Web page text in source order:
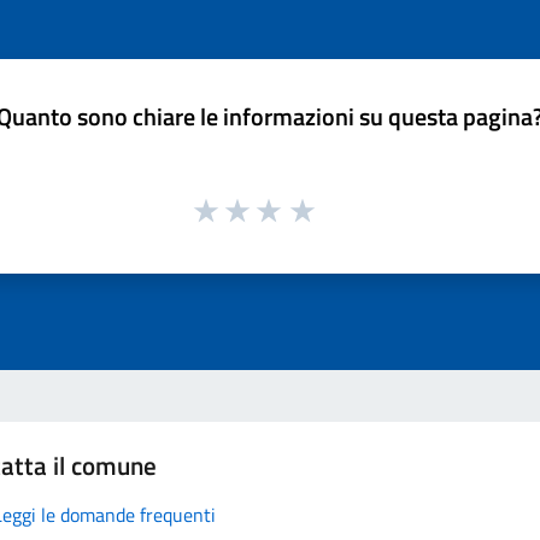
sono chiare le informazioni su questa
il comune
le domande frequenti